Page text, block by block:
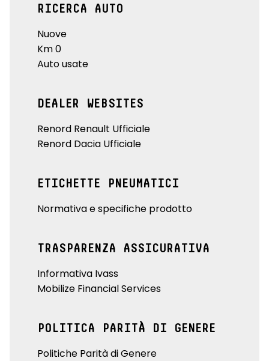
RICERCA AUTO
Nuove
Km 0
Auto usate
DEALER WEBSITES
Renord Renault Ufficiale
Renord Dacia Ufficiale
ETICHETTE PNEUMATICI
Normativa e specifiche prodotto
TRASPARENZA ASSICURATIVA
Informativa Ivass
Mobilize Financial Services
POLITICA PARITÀ DI GENERE
Politiche Parità di Genere